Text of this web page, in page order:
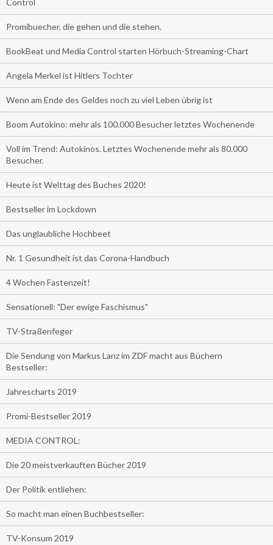
Promibuecher, die gehen und die stehen.
BookBeat und Media Control starten Hörbuch-Streaming-Chart
Angela Merkel ist Hitlers Tochter
Wenn am Ende des Geldes noch zu viel Leben übrig ist
Boom Autokino: mehr als 100.000 Besucher letztes Wochenende
Voll im Trend: Autokinos. Letztes Wochenende mehr als 80.000
Besucher.
Heute ist Welttag des Buches 2020!
Bestseller im Lockdown
Das unglaubliche Hochbeet
Nr. 1 Gesundheit ist das Corona-Handbuch
4 Wochen Fastenzeit!
Sensationell: "Der ewige Faschismus"
TV-Straßenfeger
Die Sendung von Markus Lanz im ZDF macht aus Büchern
Bestseller:
Jahrescharts 2019
Promi-Bestseller 2019
MEDIA CONTROL:
Die 20 meistverkauften Bücher 2019
Der Politik entliehen:
So macht man einen Buchbestseller:
TV-Konsum 2019